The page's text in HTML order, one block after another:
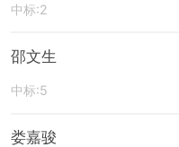
中标:2
邵文生
中标:5
娄嘉骏